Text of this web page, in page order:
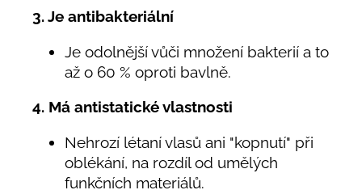
3. Je antibakteriální
Je odolnější vůči množení bakterií a to
až o 60 % oproti bavlně.
4. Má antistatické vlastnosti
Nehrozí létaní vlasů ani "kopnutí" při
oblékání, na rozdíl od umělých
funkčních materiálů.